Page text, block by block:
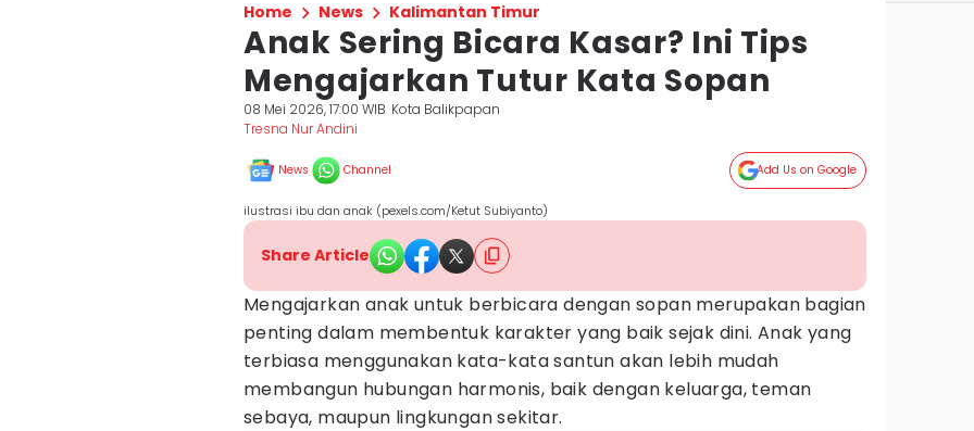
Home News Kalimantan Timur
Anak Sering Bicara Kasar? Ini Tips
Mengajarkan Tutur Kata Sopan
08 Mei 2026, 17:00 WIB Kota Balikpapan
Tresna Nur Andini
News Channel Add Us on Google
ilustrasi ibu dan anak (pexels.com/Ketut Subiyanto)
Share Article
Mengajarkan anak untuk berbicara dengan sopan merupakan bagian
penting dalam membentuk karakter yang baik sejak dini. Anak yang
terbiasa menggunakan kata-kata santun akan lebih mudah
membangun hubungan harmonis, baik dengan keluarga, teman
sebaya, maupun lingkungan sekitar.